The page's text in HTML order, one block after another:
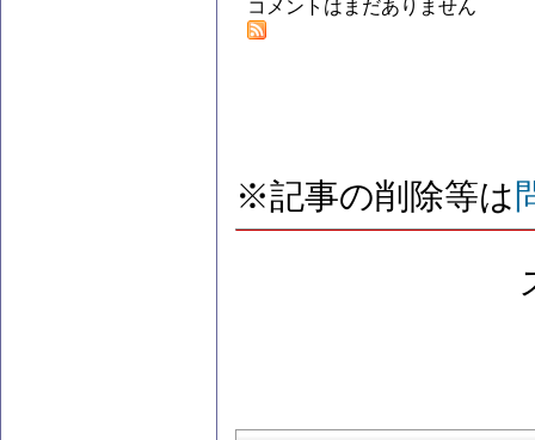
コメントはまだありません
※記事の削除等は